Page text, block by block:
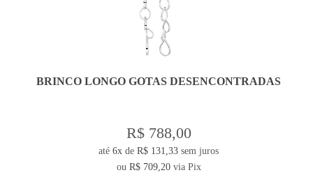
BRINCO LONGO GOTAS DESENCONTRADAS
R$ 788,00
até6x deR$ 131,33 sem juros
ou R$ 709,20via Pix